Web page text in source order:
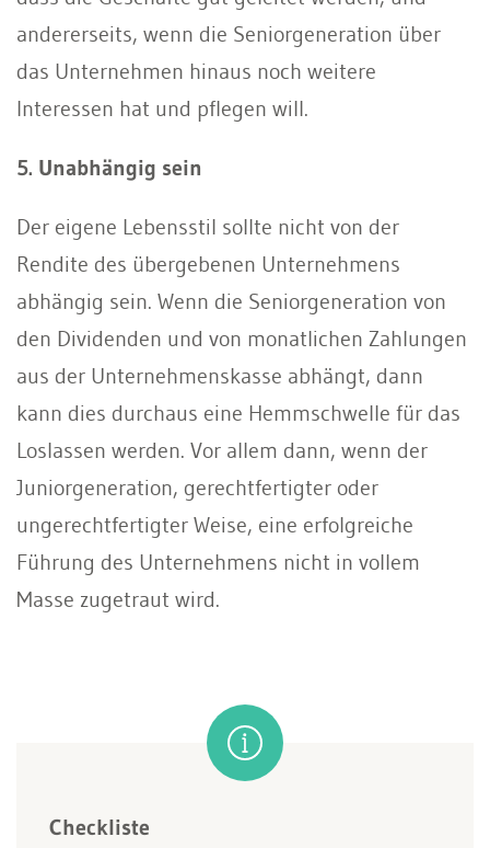
andererseits, wenn die Seniorgeneration über
das Unternehmen hinaus noch weitere
Interessen hat und pflegen will.
5. Unabhängig sein
Der eigene Lebensstil sollte nicht von der
Rendite des übergebenen Unternehmens
abhängig sein. Wenn die Seniorgeneration von
den Dividenden und von monatlichen Zahlungen
aus der Unternehmenskasse abhängt, dann
kann dies durchaus eine Hemmschwelle für das
Loslassen werden. Vor allem dann, wenn der
Juniorgeneration, gerechtfertigter oder
ungerechtfertigter Weise, eine erfolgreiche
Führung des Unternehmens nicht in vollem
Masse zugetraut wird.
Checkliste